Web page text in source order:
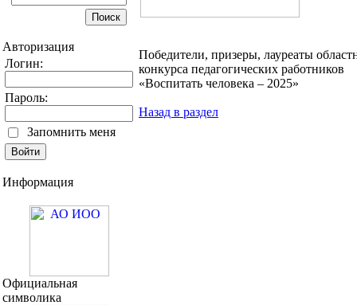
Авторизация
Логин:
Пароль:
Запомнить меня
Информация
Официальная
символика
Победители, призеры, лауреаты
конкурса педагогических работников
«Воспитать человека – 2025»
Назад в раздел